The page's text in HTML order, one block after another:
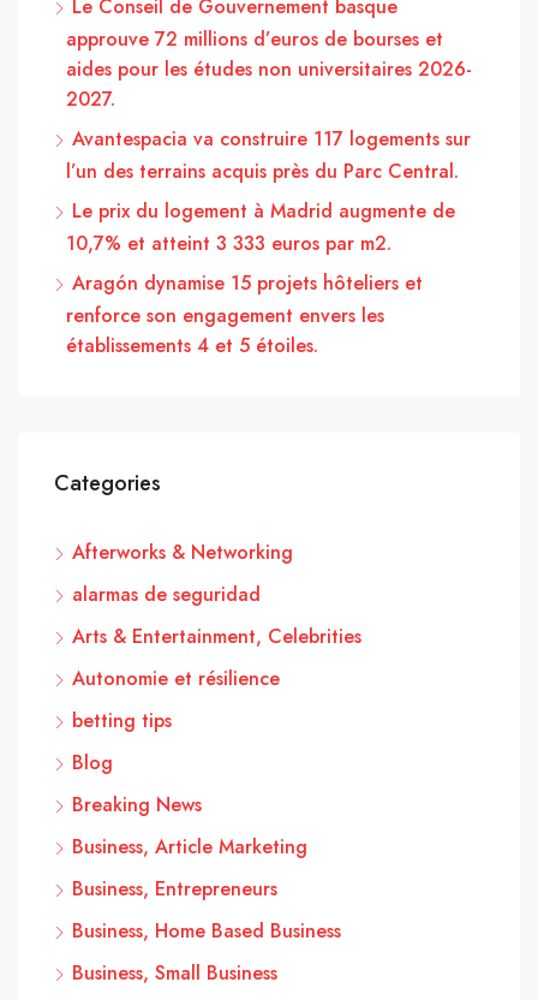
Le Conseil de Gouvernement basque
approuve 72 millions d’euros de bourses et
aides pour les études non universitaires 2026-
2027.
Avantespacia va construire 117 logements sur
l’un des terrains acquis près du Parc Central.
Le prix du logement à Madrid augmente de
10,7% et atteint 3 333 euros par m2.
Aragón dynamise 15 projets hôteliers et
renforce son engagement envers les
établissements 4 et 5 étoiles.
Categories
Afterworks & Networking
alarmas de seguridad
Arts & Entertainment, Celebrities
Autonomie et résilience
betting tips
Blog
Breaking News
Business, Article Marketing
Business, Entrepreneurs
Business, Home Based Business
Business, Small Business